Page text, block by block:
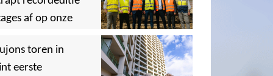
af op onze
,
toren in
eerste